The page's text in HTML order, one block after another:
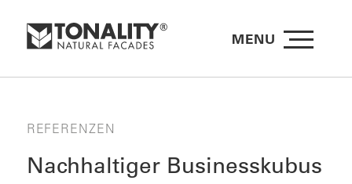
MENU
REFERENZEN
Nachhaltiger Businesskubus